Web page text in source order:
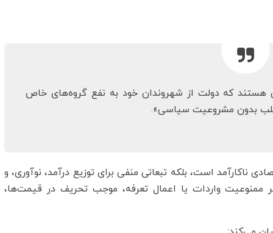
هستند که دولت از شهروندان خود به نفع گروه‌های خاص
بدون مشروعیت سیاسی».
ناکارآمد است، بلکه تبعاتی منفی برای توزیع درآمد، نوآوری، و
ممنوعیت واردات یا اعمال تعرفه، موجب تحریف در قیمت‌ها،